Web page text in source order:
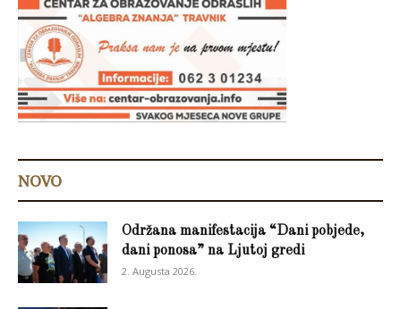
NOVO
Održana manifestacija “Dani pobjede,
dani ponosa” na Ljutoj gredi
2. Augusta 2026.